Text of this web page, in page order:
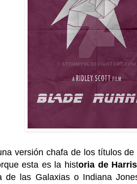
versión chafa de los títulos
esta es la historia de
de las Galaxias o Indiana